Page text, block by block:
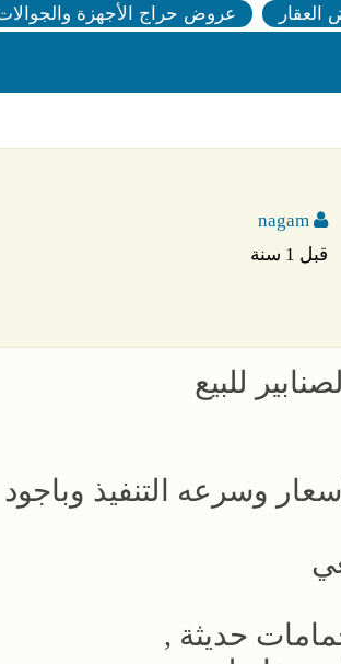
عروض حراج الأجهزة
قبل 1 سنة
للبيع
وسرعه التنفيذ وباجود
حديثة ,